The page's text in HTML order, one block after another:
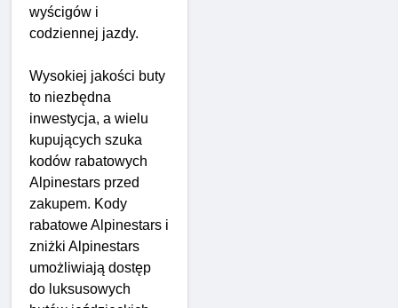
wyścigów i
codziennej jazdy.
Wysokiej jakości buty
to niezbędna
inwestycja, a wielu
kupujących szuka
kodów rabatowych
Alpinestars przed
zakupem. Kody
rabatowe Alpinestars i
zniżki Alpinestars
umożliwiają dostęp
do luksusowych